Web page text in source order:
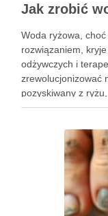
Woda ryżowa,
rozwiązaniem,
odżywczych i
zrewolucjonizować
pozyskiwany z
dbających o
dostępna dla …